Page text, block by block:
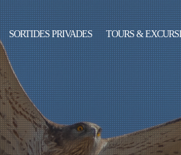
SORTIDES PRIVADES TOURS &